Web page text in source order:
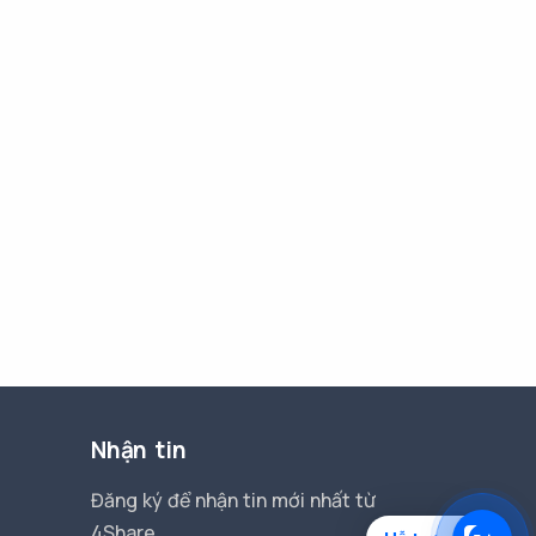
Nhận tin
Đăng ký để nhận tin mới nhất từ